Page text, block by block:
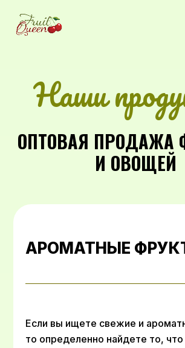
Наши
ОПТОВАЯ ПРОДАЖА
И ОВОЩЕЙ
АРОМАТНЫЕ
Если вы ищете свежие и
то определенно найдете то, что